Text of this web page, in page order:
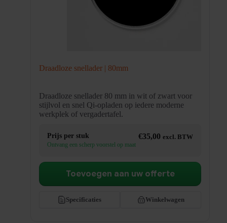
Draadloze snellader | 80mm
Draadloze snellader 80 mm in wit of zwart voor
stijlvol en snel Qi-opladen op iedere moderne
werkplek of vergadertafel.
Prijs per stuk €35,00 excl. BTW
Ontvang een scherp voorstel op maat
Specificaties Winkelwagen
Toevoegen aan uw offerte